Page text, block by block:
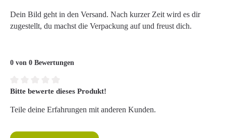
Dein Bild geht in den Versand. Nach kurzer Zeit wird es dir
zugestellt, du machst die Verpackung auf und freust dich.
0 von 0 Bewertungen
Durchschnittliche Bewertung von 0 von 5 Sternen
Bitte bewerte dieses Produkt!
Teile deine Erfahrungen mit anderen Kunden.